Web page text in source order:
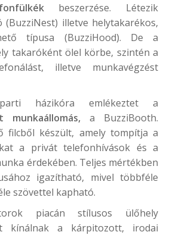
beszerzése. Létezik
(BuzziNest) illetve helytakarékos,
típusa (BuzziHood). De a
takaróként ölel körbe, szintén a
illetve munkavégzést
házikóra emlékeztet a
munkaállomás, a BuzziBooth.
filcből készült, amely tompítja a
a privát telefonhívások és a
érdekében. Teljes mértékben
igazítható, mivel többféle
szövettel kapható.
piacán stílusos ülőhely
kínálnak a kárpitozott, irodai